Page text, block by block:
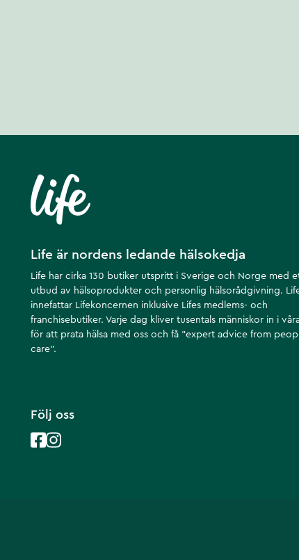
Life är nordens ledande hälsokedja
Life har cirka 130 butiker utspritt i Sverige och Norge med
utbud av hälsoprodukter och personlig hälsorådgivning.
innefattar Lifekoncernen inklusive Lifes medlems- och
franchisebutiker. Varje dag kliver tusentals människor in i
för att prata hälsa med oss och få ”expert advice from
care”.
Följ oss